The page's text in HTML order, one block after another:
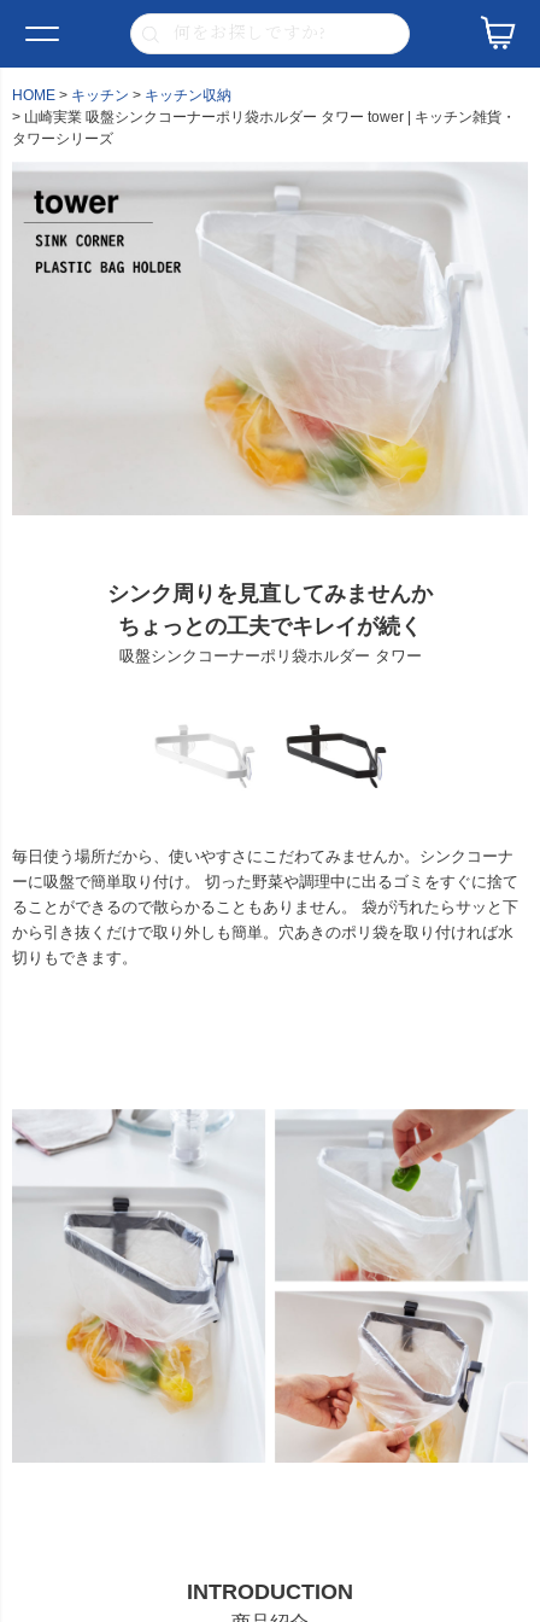
HOME キッチン
キッチン収納
山崎実業 吸盤シンクコーナーポリ袋ホルダー タワー tower | キッチン雑貨・
タワーシリーズ
シンク周りを見直してみませんか
ちょっとの工夫でキレイが続く
吸盤シンクコーナーポリ袋ホルダー タワー
毎日使う場所だから、使いやすさにこだわてみませんか。シンクコーナ
ーに吸盤で簡単取り付け。 切った野菜や調理中に出るゴミをすぐに捨て
ることができるので散らかることもありません。 袋が汚れたらサッと下
から引き抜くだけで取り外しも簡単。穴あきのポリ袋を取り付ければ水
切りもできます。
INTRODUCTION